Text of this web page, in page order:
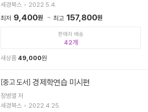
세경북스
2022.5.4.
최저 9,400원 최고 157,800원
판매자 배송
42
새상품 49,000원
[중고 도서] 경제학연습 미시편
정병열 저
세경북스
2022.4.25.